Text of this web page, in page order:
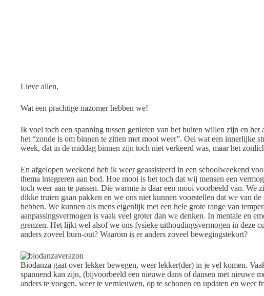
Lieve allen,
Wat een prachtige nazomer hebben we!
Ik voel toch een spanning tussen genieten van het buiten willen zijn en
het “zonde is om binnen te zitten met mooi weer”. Oei wat een innerlijke
week, dat in de middag binnen zijn toch niet verkeerd was, maar het
En afgelopen weekend heb ik weer geassisteerd in een schoolweekend
thema integreren aan bod. Hoe mooi is het toch dat wij mensen een
toch weer aan te passen. Die warmte is daar een mooi voorbeeld van. We
dikke truien gaan pakken en we ons niet kunnen voorstellen dat we van
hebben. We kunnen als mens eigenlijk met een hele grote range van
aanpassingsvermogen is vaak veel groter dan we denken. In mentale en
grenzen. Het lijkt wel alsof we ons fysieke uithoudingsvermogen in deze
anders zoveel burn-out? Waarom is er anders zoveel bewegingstekort?
Biodanza gaat over lekker bewegen, weer lekker(der) in je vel komen.
spannend kan zijn, (bijvoorbeeld een nieuwe dans of dansen met nieuwe
anders te voegen, weer te vernieuwen, op te schonen en updaten en weer